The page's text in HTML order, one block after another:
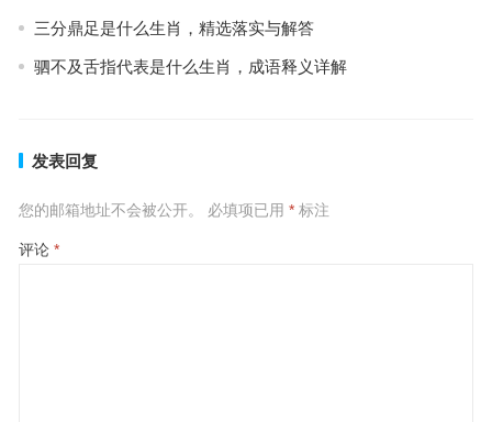
三分鼎足是什么生肖，精选落实与解答
驷不及舌指代表是什么生肖，成语释义详解
发表回复
您的邮箱地址不会被公开。 必填项已用 *标注
评论 *